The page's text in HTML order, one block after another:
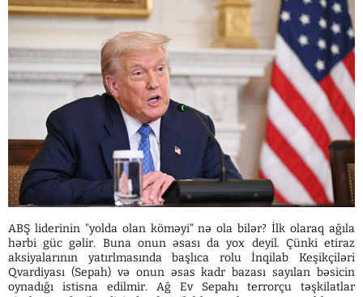
ABŞ liderinin "yolda olan köməyi" nə ola bilər? İlk olaraq ağıla
hərbi güc gəlir. Buna onun əsası da yox deyil. Çünki etiraz
aksiyalarının yatırlmasında başlıca rolu İnqilab Keşikçiləri
Qvardiyası (Sepah) və onun əsas kadr bazası sayılan bəsicin
oynadığı istisna edilmir. Ağ Ev Sepahı terrorçu təşkilatlar